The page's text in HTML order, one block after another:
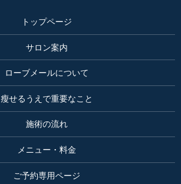
トップページ
サロン案内
ローブメールについて
瘦せるうえで重要なこと
施術の流れ
メニュー・料金
ご予約専用ページ